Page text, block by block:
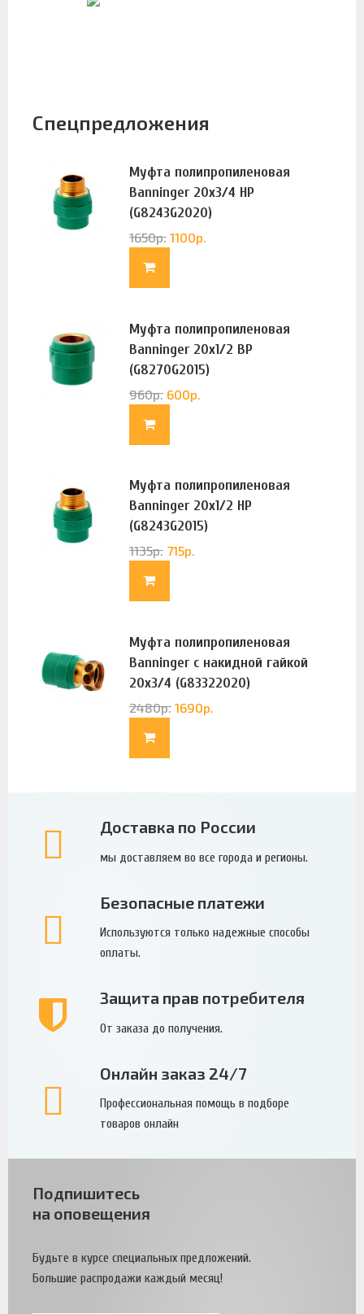
Спецпредложения
Муфта полипропиленовая
Banninger 20х3/4 НР
(G8243G2020)
1650р. 1100р.
Муфта полипропиленовая
Banninger 20х1/2 ВР
(G8270G2015)
960р. 600р.
Муфта полипропиленовая
Banninger 20х1/2 НР
(G8243G2015)
1135р. 715р.
Муфта полипропиленовая
Banninger с накидной гайкой
20х3/4 (G83322020)
2480р. 1690р.
Доставка по России
мы доставляем во все города и регионы.
Безопасные платежи
Используются только надежные способы
оплаты.
Защита прав потребителя
От заказа до получения.
Онлайн заказ 24/7
Профессиональная помощь в подборе
товаров онлайн
Подпишитесь
на оповещения
Будьте в курсе специальных предложений.
Большие распродажи каждый месяц!